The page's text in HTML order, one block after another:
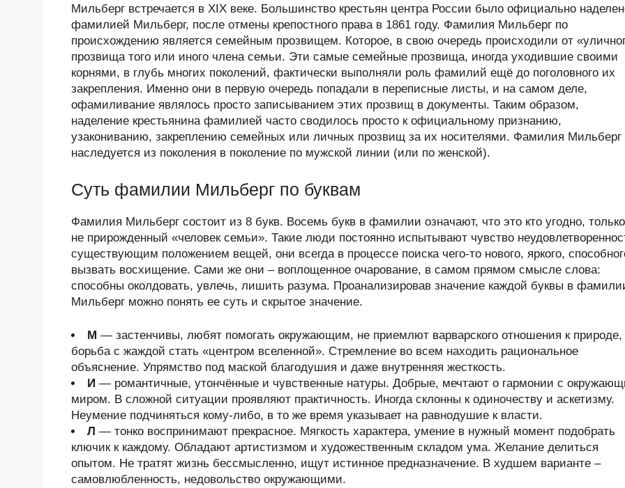
Мильберг встречается в XIX веке. Большинство крестьян центра России было официально
фамилией Мильберг, после отмены крепостного права в 1861 году. Фамилия Мильберг по
происхождению является семейным прозвищем. Которое, в свою очередь происходили от
прозвища того или иного члена семьи. Эти самые семейные прозвища, иногда уходившие своими
корнями, в глубь многих поколений, фактически выполняли роль фамилий ещё до поголовного их
закрепления. Именно они в первую очередь попадали в переписные листы, и на самом деле,
офамиливание являлось просто записыванием этих прозвищ в документы. Таким образом,
наделение крестьянина фамилией часто сводилось просто к официальному признанию,
узакониванию, закреплению семейных или личных прозвищ за их носителями. Фамилия Мильберг
наследуется из поколения в поколение по мужской линии (или по женской).
Суть фамилии Мильберг по буквам
Фамилия Мильберг состоит из 8 букв. Восемь букв в фамилии означают, что это кто угодно, только
не прирожденный «человек семьи». Такие люди постоянно испытывают чувство
существующим положением вещей, они всегда в процессе поиска чего-то нового, яркого,
вызвать восхищение. Сами же они – воплощенное очарование, в самом прямом смысле слова:
способны околдовать, увлечь, лишить разума. Проанализировав значение каждой буквы в
Мильберг можно понять ее суть и скрытое значение.
М — застенчивы, любят помогать окружающим, не приемлют варварского отношения к природе,
борьба с жаждой стать «центром вселенной». Стремление во всем находить рациональное
объяснение. Упрямство под маской благодушия и даже внутренняя жесткость.
И — романтичные, утончённые и чувственные натуры. Добрые, мечтают о гармонии с
миром. В сложной ситуации проявляют практичность. Иногда склонны к одиночеству и аскетизму.
Неумение подчиняться кому-либо, в то же время указывает на равнодушие к власти.
Л — тонко воспринимают прекрасное. Мягкость характера, умение в нужный момент подобрать
ключик к каждому. Обладают артистизмом и художественным складом ума. Желание делиться
опытом. Не тратят жизнь бессмысленно, ищут истинное предназначение. В худшем варианте –
самовлюбленность, недовольство окружающими.